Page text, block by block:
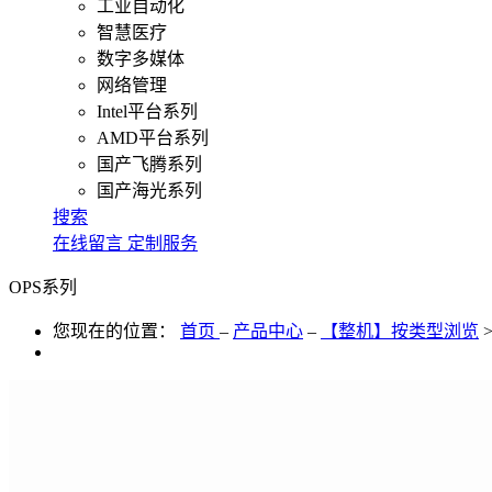
工业自动化
智慧医疗
数字多媒体
网络管理
Intel平台系列
AMD平台系列
国产飞腾系列
国产海光系列
搜索
在线留言 定制服务
OPS系列
您现在的位置： 首页 – 产品中心 – 【整机】按类型浏览 >